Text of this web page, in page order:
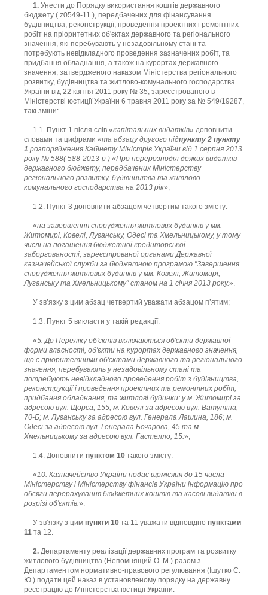
1. Унести до Порядку використання коштів державного
бюджету ( z0549-11 ), передбачених для фінансування
будівництва, реконструкції, проведення проектних і ремонтних
робіт на пріоритетних об'єктах державного та регіонального
значення, які перебувають у незадовільному стані та
потребують невідкладного проведення зазначених робіт, та
придбання обладнання, а також на курортах державного
значення, затвердженого наказом Міністерства регіонального
розвитку, будівництва та житлово-комунального господарства
України від 22 квітня 2011 року № 35, зареєстрованого в
Міністерстві юстиції України 6 травня 2011 року за № 549/19287,
такі зміни:
1.1. Пункт 1 після слів «капітальних видатків» доповнити
словами та цифрами «та абзацу другого підпункту 2 пункту
1 розпорядження Кабінету Міністрів України від 1 серпня 2013
року № 588( 588-2013-р ) «Про перерозподіл деяких видатків
державного бюджету, передбачених Міністерству
регіонального розвитку, будівництва та житлово-
комунального господарства на 2013 рік»;
1.2. Пункт 3 доповнити абзацом четвертим такого змісту:
«на завершення спорудження житлових будинків у мм.
Житомирі, Ковелі, Луганську, Одесі та Хмельницькому, у тому
числі на погашення бюджетної кредиторської
заборгованості, зареєстрованої органами Державної
казначейської служби за бюджетною програмою "Завершення
спорудження житлових будинків у мм. Ковелі, Житомирі,
Луганську та Хмельницькому" станом на 1 січня 2013 року.».
У зв’язку з цим абзац четвертий уважати абзацом п’ятим;
1.3. Пункт 5 викласти у такій редакції:
«5. До Переліку об'єктів включаються об'єкти державної
форми власності, об'єкти на курортах державного значення,
що є пріоритетними об'єктами державного та регіонального
значення, перебувають у незадовільному стані та
потребують невідкладного проведення робіт з будівництва,
реконструкції і проведення проектних та ремонтних робіт,
придбання обладнання, та житлові будинки: у м. Житомирі за
адресою вул. Щорса, 155; м. Ковелі за адресою вул. Ватутіна,
70-Б; м. Луганську за адресою вул. Генерала Лашина, 186; м.
Одесі за адресою вул. Генерала Бочарова, 45 та м.
Хмельницькому за адресою вул. Гастелло, 15.»;
1.4. Доповнити пунктом 10 такого змісту:
«10. Казначейство України подає щомісяця до 15 числа
Міністерству і Міністерству фінансів України інформацію про
обсяги перерахування бюджетних коштів та касові видатки в
розрізі об'єктів.».
У зв’язку з цим пункти 10 та 11 уважати відповідно пунктами
11 та 12.
2. Департаменту реалізації державних програм та розвитку
житлового будівництва (Непомнящий О. М.) разом з
Департаментом нормативно-правового регулювання (Ішутко С.
Ю.) подати цей наказ в установленому порядку на державну
реєстрацію до Міністерства юстиції України.